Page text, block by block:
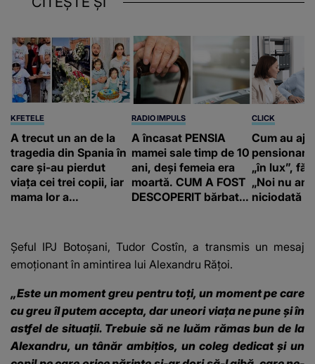
KFETELE
A trecut un an de la
tragedia din Spania în
care și-au pierdut
viața cei trei copii, iar
mama lor a…
RADIO IMPULS
A încasat PENSIA
mamei sale timp de 10
ani, deși femeia era
moartă. CUM A FOST
DESCOPERIT bărbatul
banii obținuți? SUMA
E COLOSALĂ
CLICK
Cum au
pensionari
„în lux”,
„Noi nu
niciodată
Șeful IPJ Botoșani, Tudor Costîn, a transmis un mesaj
emoționant în amintirea lui Alexandru Rățoi.
„Este un moment greu pentru toți, un moment pe care
cu greu îl putem accepta, dar uneori viața ne pune și în
astfel de situații. Trebuie să ne luăm rămas bun de la
Alexandru, un tânăr ambițios, un coleg dedicat și un